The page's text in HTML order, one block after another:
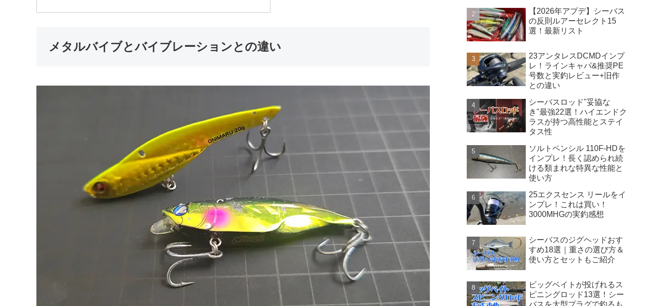
メタルバイブとバイブレーションとの違い
【2026年アプデ】シーバス
の反則ルアーセレクト15
選！最新リスト
23アンタレスDCMDインプ
レ！ラインキャパ&推奨PE
号数と実釣レビュー+旧作
との違い
シーバスロッド"妥協な
き"最強22選！ハイエンドク
ラスが持つ高性能とステイ
タス性
ソルトペンシル 110F-HDを
インプレ！長く認められ続
ける類まれな特異な性能と
使い方
25エクスセンス リールをイ
ンプレ！これは買い！
3000MHGの実釣感想
シーバスのジグヘッドおす
すめ18選｜重さの選び方＆
使い方とセットもご紹介
ビッグベイトが投げれるス
ピニングロッド13選！シー